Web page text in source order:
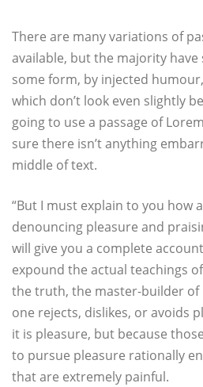
There are many variations of
available, but the majority
some form, by injected
which don’t look even slightly
going to use a passage of
sure there isn’t anything
middle of text.
“But I must explain to you how
denouncing pleasure and
will give you a complete
expound the actual teachings
the truth, the master-builder of
one rejects, dislikes, or avoids
it is pleasure, but because
to pursue pleasure rationally
that are extremely painful.